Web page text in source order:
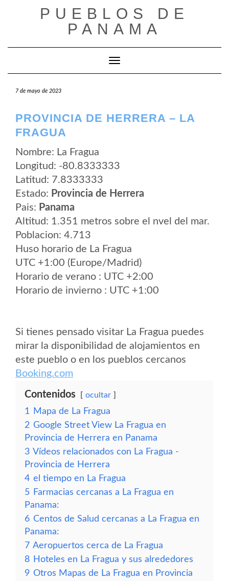
PUEBLOS DE
PANAMA
Cambiar modo de navegación
7 de mayo de 2023
PROVINCIA DE HERRERA – LA
FRAGUA
Nombre: La Fragua
Longitud: -80.8333333
Latitud: 7.8333333
Estado: Provincia de Herrera
Pais: Panama
Altitud: 1.351 metros sobre el nvel del mar.
Poblacion: 4.713
Huso horario de La Fragua
UTC +1:00 (Europe/Madrid)
Horario de verano : UTC +2:00
Horario de invierno : UTC +1:00
Si tienes pensado visitar La Fragua puedes
mirar la disponibilidad de alojamientos en
este pueblo o en los pueblos cercanos
Booking.com
Contenidos ocultar
1
Mapa de La Fragua
2 Google Street View La Fragua en
Provincia de Herrera en Panama
3 Vídeos relacionados con La Fragua -
Provincia de Herrera
4 el tiempo en La Fragua
5 Farmacias cercanas a La Fragua en
Panama:
6 Centos de Salud cercanas a La Fragua en
Panama:
7 Aeropuertos cerca de La Fragua
8 Hoteles en La Fragua y sus alrededores
9 Otros Mapas de La Fragua en Provincia